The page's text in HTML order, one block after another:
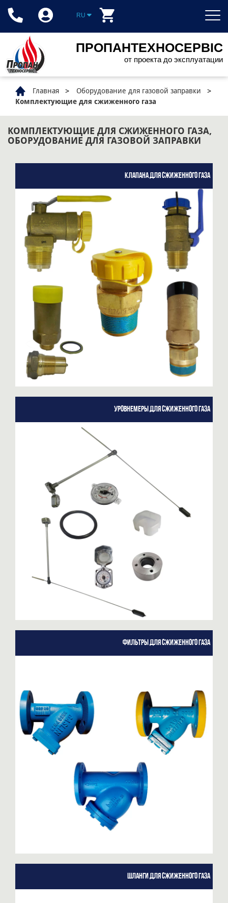
ПРОПАНТЕХНОСЕРВІС
от проекта до эксплуатации
RU
Главная
Оборудование для газовой заправки
Комплектующие для сжиженного газа
КОМПЛЕКТУЮЩИЕ ДЛЯ СЖИЖЕННОГО ГАЗА,
ОБОРУДОВАНИЕ ДЛЯ ГАЗОВОЙ ЗАПРАВКИ
Клапана для сжиженного газа
Уровнемеры для сжиженного газа
Фильтры для сжиженного газа
Шланги для сжиженного газа